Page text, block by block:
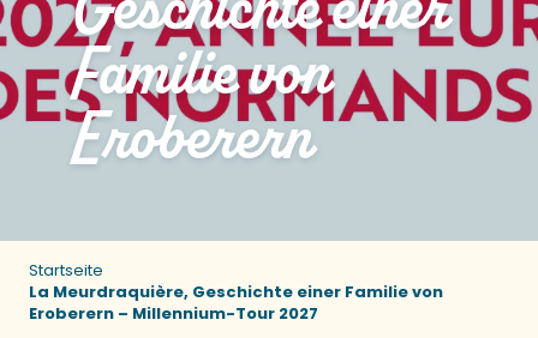
Familie von
Eroberern
Startseite
La Meurdraquière, Geschichte einer Familie von
Eroberern – Millennium-Tour 2027